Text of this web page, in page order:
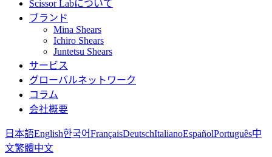
Scissor Labについて
ブランド
Mina Shears
Ichiro Shears
Juntetsu Shears
サービス
グローバルネットワーク
コラム
会社概要
日本語English한국어FrançaisDeutschItalianoEspañolPortuguês中
文繁體中文